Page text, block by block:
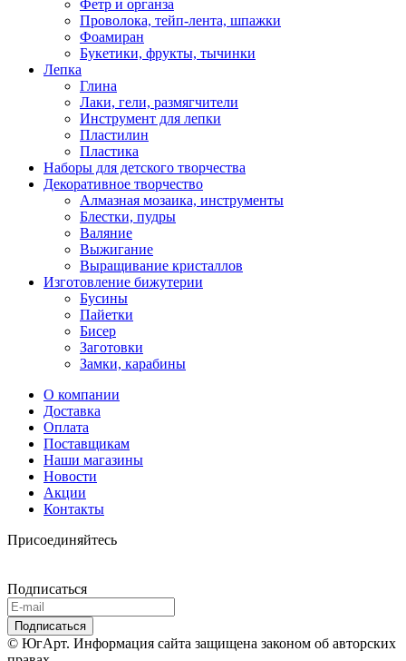
Фетр и органза
Проволока, тейп-лента, шпажки
Фоамиран
Букетики, фрукты, тычинки
Лепка
Глина
Лаки, гели, размягчители
Инструмент для лепки
Пластилин
Пластика
Наборы для детского творчества
Декоративное творчество
Алмазная мозаика, инструменты
Блестки, пудры
Валяние
Выжигание
Выращивание кристаллов
Изготовление бижутерии
Бусины
Пайетки
Бисер
Заготовки
Замки, карабины
О компании
Доставка
Оплата
Поставщикам
Наши магазины
Новости
Акции
Контакты
Присоединяйтесь
Подписаться
© ЮгАрт. Информация сайта защищена законом об авторских